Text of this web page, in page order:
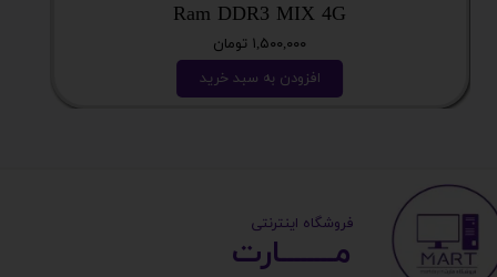
Ram DDR3 MIX 4G
۱,۵۰۰,۰۰۰ تومان
افزودن به سبد خرید
مــــــــارت​​​​​​
​ ​فروشگاه اینترنتی